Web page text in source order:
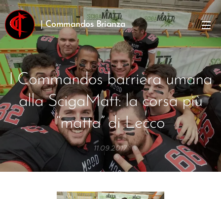
| Commandos Brianza
I Commandos barriera umana
alla ScigaMatt: la corsa più
“matta” di Lecco
11.09.2017